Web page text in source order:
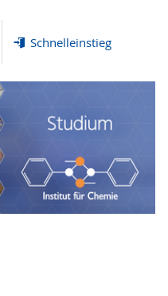
Schnelleinstieg